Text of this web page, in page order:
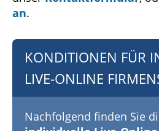
an.
KONDITIONEN FÜR
LIVE-ONLINE
Nachfolgend finden Sie